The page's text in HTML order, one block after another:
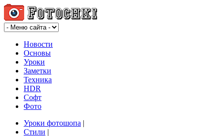
Новости
Основы
Уроки
Заметки
Техника
HDR
Софт
Фото
Уроки фотошопа |
Стили |